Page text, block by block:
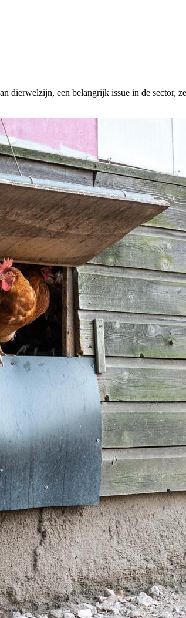
een belangrijk issue in de sector,